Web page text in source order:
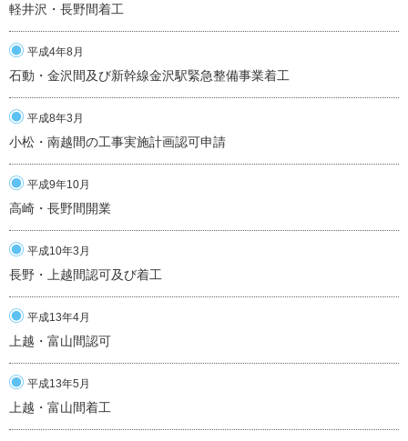
軽井沢・長野間着工
平成4年8月
石動・金沢間及び新幹線金沢駅緊急整備事業着工
平成8年3月
小松・南越間の工事実施計画認可申請
平成9年10月
高崎・長野間開業
平成10年3月
長野・上越間認可及び着工
平成13年4月
上越・富山間認可
平成13年5月
上越・富山間着工